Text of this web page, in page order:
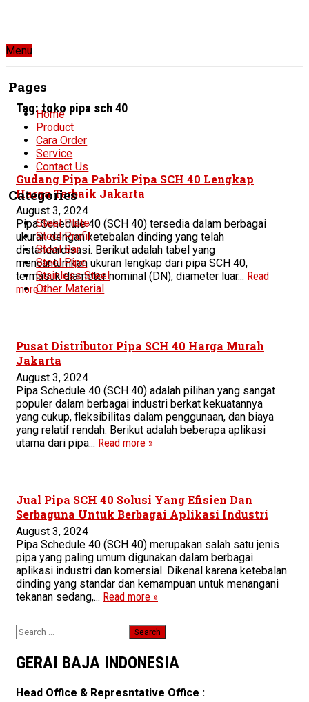
Menu
Pages
Home
Product
Cara Order
Service
Contact Us
Categories
Steel Plate
Steel Profil
Steel Bar
Steel Pipe
Stainless Steel
Other Material
Tag:toko pipa sch 40
Gudang Pipa Pabrik Pipa SCH 40 Lengkap
Harga Terbaik Jakarta
August 3, 2024
Pipa Schedule 40 (SCH 40) tersedia dalam berbagai
ukuran dengan ketebalan dinding yang telah
distandardisasi. Berikut adalah tabel yang
mencantumkan ukuran lengkap dari pipa SCH 40,
termasuk diameter nominal (DN), diameter luar... Read
more »
Pusat Distributor Pipa SCH 40 Harga Murah
Jakarta
August 3, 2024
Pipa Schedule 40 (SCH 40) adalah pilihan yang sangat
populer dalam berbagai industri berkat kekuatannya
yang cukup, fleksibilitas dalam penggunaan, dan biaya
yang relatif rendah. Berikut adalah beberapa aplikasi
utama dari pipa... Read more »
Jual Pipa SCH 40 Solusi Yang Efisien Dan
Serbaguna Untuk Berbagai Aplikasi Industri
August 3, 2024
Pipa Schedule 40 (SCH 40) merupakan salah satu jenis
pipa yang paling umum digunakan dalam berbagai
aplikasi industri dan komersial. Dikenal karena ketebalan
dinding yang standar dan kemampuan untuk menangani
tekanan sedang,... Read more »
Search
GERAI BAJA INDONESIA
Head Office & Represntative Office :